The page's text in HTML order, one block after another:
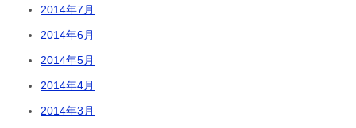
2014年7月
2014年6月
2014年5月
2014年4月
2014年3月